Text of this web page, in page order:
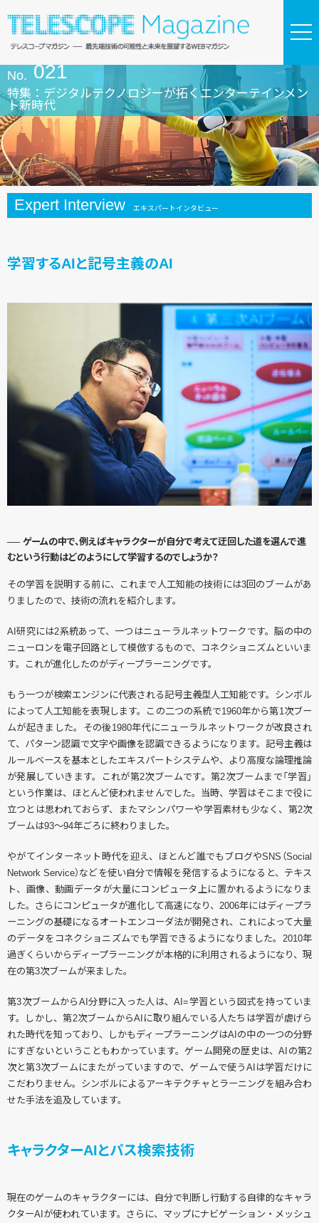
No. 021
特集：デジタルテクノロジーが拓くエンターテインメン
ト新時代
Expert Interview エキスパートインタビュー
学習するAIと記号主義のAI
── ゲームの中で、例えばキャラクターが自分で考えて迂回した道を選んで進
むという行動はどのようにして学習するのでしょうか？
その学習を説明する前に、これまで人工知能の技術には3回のブームがあ
りましたので、技術の流れを紹介します。
AI研究には2系統あって、一つはニューラルネットワークです。脳の中の
ニューロンを電子回路として模倣するもので、コネクショニズムといいま
す。これが進化したのがディープラーニングです。
もう一つが検索エンジンに代表される記号主義型人工知能です。シンボル
によって人工知能を表現します。この二つの系統で1960年から第1次ブー
ムが起きました。その後1980年代にニューラルネットワークが改良され
て、パターン認識で文字や画像を認識できるようになります。記号主義は
ルールベースを基本としたエキスパートシステムや、より高度な論理推論
が発展していきます。これが第2次ブームです。第2次ブームまで「学習」
という作業は、ほとんど使われませんでした。当時、学習はそこまで役に
立つとは思われておらず、またマシンパワーや学習素材も少なく、第2次
ブームは93〜94年ごろに終わりました。
やがてインターネット時代を迎え、ほとんど誰でもブログやSNS（Social
Network Service）などを使い自分で情報を発信するようになると、テキス
ト、画像、動画データが大量にコンピュータ上に置かれるようになりま
した。さらにコンピュータが進化して高速になり、2006年にはディープラ
ーニングの基礎になるオートエンコーダ法が開発され、これによって大量
のデータをコネクショニズムでも学習できるようになりました。2010年
過ぎくらいからディープラーニングが本格的に利用されるようになり、現
在の第3次ブームが来ました。
第3次ブームからAI分野に入った人は、AI=学習という図式を持っていま
す。しかし、第2次ブームからAIに取り組んでいる人たちは学習が虐げら
れた時代を知っており、しかもディープラーニングはAIの中の一つの分野
にすぎないということもわかっています。ゲーム開発の歴史は、AIの第2
次と第3次ブームにまたがっていますので、ゲームで使うAIは学習だけに
こだわりません。シンボルによるアーキテクチャとラーニングを組み合わ
せた手法を追及しています。
キャラクターAIとパス検索技術
現在のゲームのキャラクターには、自分で判断し行動する自律的なキャラ
クターAIが使われています。さらに、マップにナビゲーション・メッシュ